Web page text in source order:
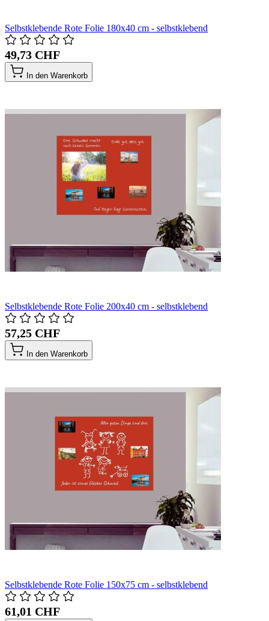
Selbstklebende Rote Folie 180x40 cm - selbstklebend
49,73 CHF
In den Warenkorb
Selbstklebende Rote Folie 200x40 cm - selbstklebend
57,25 CHF
In den Warenkorb
Selbstklebende Rote Folie 150x75 cm - selbstklebend
61,01 CHF